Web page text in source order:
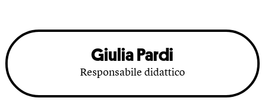
Giulia Pardi
Responsabile didattico